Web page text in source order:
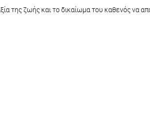
της ζωής και το δικαίωμα του καθενός να